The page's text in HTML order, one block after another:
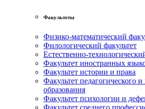
Факультеты
Физико-математический
Филологический факультет
Естественно-
Факультет иностранных
Факультет истории и права
Факультет педагогического
образования
Факультет психологии и
Факультет среднего